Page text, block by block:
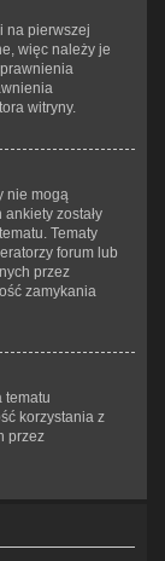
na pierwszej
więc należy je
witryny.
nie mogą
zostały
Tematy
forum lub
przez
zamykania
tematu
korzystania z
przez